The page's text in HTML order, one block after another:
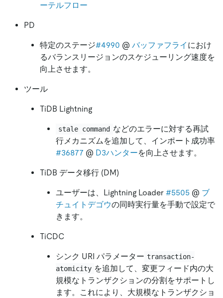
ーテルフロー
PD
特定のステージ#4990 @ バッファフライ におけ
るバランスリージョンのスケジューリング速度を
向上させます。
ツール
TiDB Lightning
stale command などのエラーに対する再試
行メカニズムを追加して、インポート成功率
#36877 @ D3ハンターを向上させます。
TiDB データ移行 (DM)
ユーザーは、Lightning Loader #5505 @ ブ
チュイトデゴウの同時実行量を手動で設定で
きます。
TiCDC
シンク URI パラメーター transaction-
atomicity を追加して、変更フィード内の大
規模なトランザクションの分割をサポートし
ます。これにより、大規模なトランザクショ